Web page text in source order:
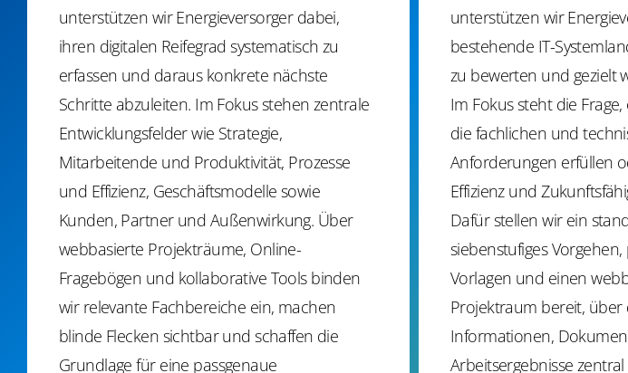
unterstützen wir Energieversorger dabei,
ihren digitalen Reifegrad systematisch zu
erfassen und daraus konkrete nächste
Schritte abzuleiten. Im Fokus stehen zentrale
Entwicklungsfelder wie Strategie,
Mitarbeitende und Produktivität, Prozesse
und Effizienz, Geschäftsmodelle sowie
Kunden, Partner und Außenwirkung. Über
webbasierte Projekträume, Online-
Fragebögen und kollaborative Tools binden
wir relevante Fachbereiche ein, machen
blinde Flecken sichtbar und schaffen die
Grundlage für eine passgenaue
unterstützen wir
bestehende IT-
zu bewerten und gezielt
Im Fokus steht die
die fachlichen und
Anforderungen erfüllen
Effizienz und
Dafür stellen wir ein
siebenstufiges
Vorlagen und einen
Projektraum bereit, über
Informationen,
Arbeitsergebnisse